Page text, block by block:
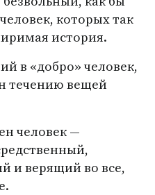
которых так
история.
в «добро» человек,
течению вещей
человек —
и верящий во все,